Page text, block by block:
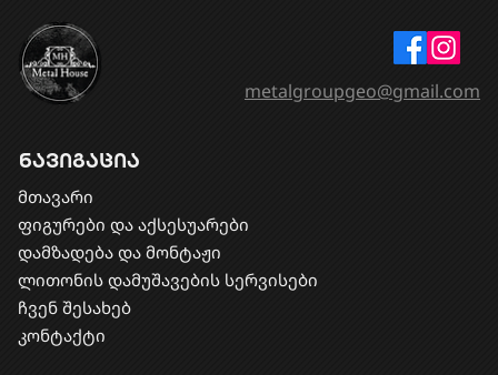
ნავიგაცია
მთავარი
ფიგურები და აქსესუარები
დამზადება და მონტაჟი
​ლითონის დამუშავების სერვისები
ჩვენ შესახებ
კონტაქტი
metalgroupgeo@gmail.com